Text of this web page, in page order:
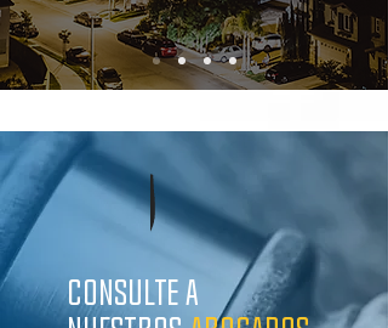
Consulte a